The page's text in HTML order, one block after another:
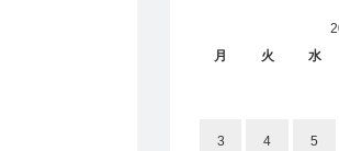
月
火 水
3 4 5